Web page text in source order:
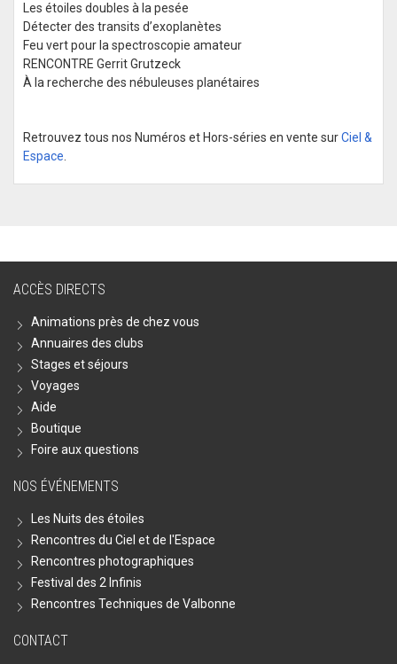
Les étoiles doubles à la pesée
Détecter des transits d’exoplanètes
Feu vert pour la spectroscopie amateur
RENCONTRE Gerrit Grutzeck
À la recherche des nébuleuses planétaires
Retrouvez tous nos Numéros et Hors-séries en vente surCiel &
Espace
ACCÈS DIRECTS
Animations près de chez vous
Annuaires des clubs
Stages et séjours
Voyages
Aide
Boutique
Foire aux questions
NOS ÉVÉNEMENTS
Les Nuits des étoiles
Rencontres du Ciel et de l'Espace
Rencontres photographiques
Festival des 2 Infinis
Rencontres Techniques de Valbonne
CONTACT